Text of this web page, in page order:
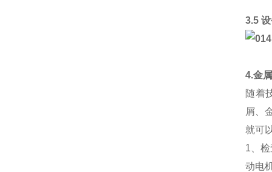
3.5
4.金
随着
屑、
就可
1、
动电